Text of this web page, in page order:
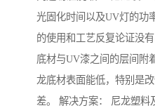
光固化时间以及UV灯的功
的使用和工艺反复论证没
底材与UV漆之间的层间附
龙底材表面能低，特别是
差。 解决方案： 尼龙塑料